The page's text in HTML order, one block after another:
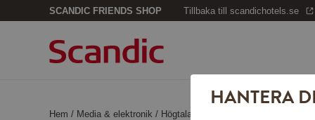
SCANDIC FRIENDS SHOP Tillbaka till scandichotels.se
Hem / Media & elektronik / Högtalare
HANTERA